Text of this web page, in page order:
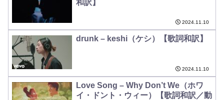
和訳】
2024.11.10
drunk – keshi（ケシ）【歌詞和訳】
2024.11.10
Love Song – Why Don’t We（ホワ
イ・ドント・ウィー）【歌詞和訳／動